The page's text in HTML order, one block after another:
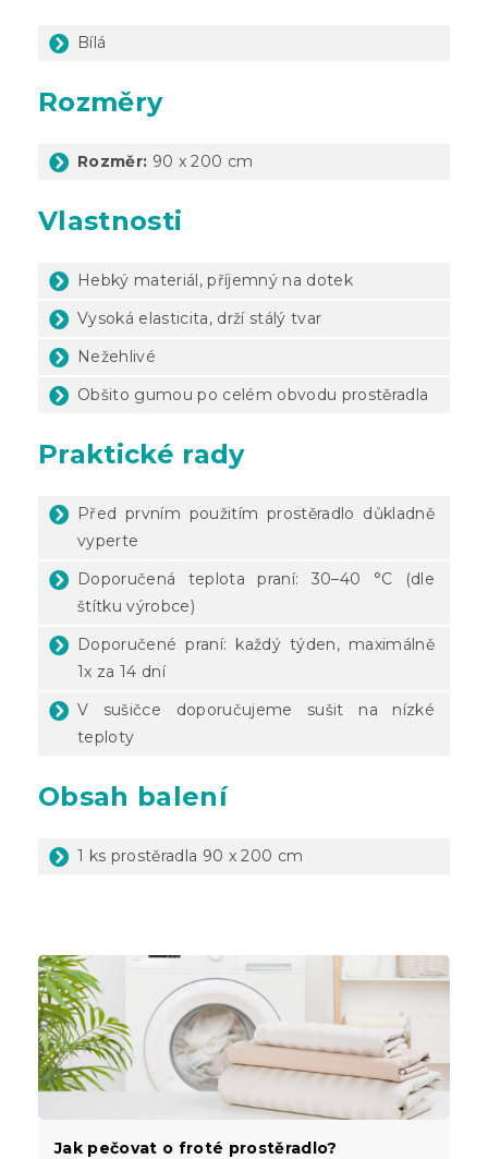
Bílá
Rozměry
Rozměr: 90 x 200 cm
Vlastnosti
Hebký materiál, příjemný na dotek
Vysoká elasticita, drží stálý tvar
Nežehlivé
Obšito gumou po celém obvodu prostěradla
Praktické rady
Před prvním použitím prostěradlo důkladně
vyperte
Doporučená teplota praní: 30–40 °C (dle
štítku výrobce)
Doporučené praní: každý týden, maximálně
1x za 14 dní
V sušičce doporučujeme sušit na nízké
teploty
Obsah balení
1 ks prostěradla 90 x 200 cm
Jak pečovat o froté prostěradlo?